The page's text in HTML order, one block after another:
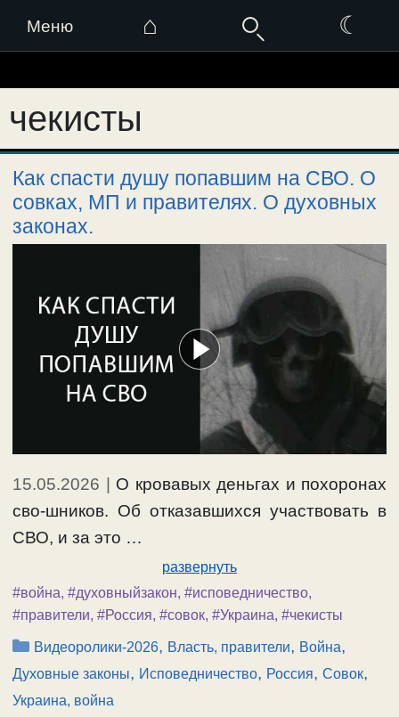
Меню ⌂ ☾
к
содержимому
чекисты
Как спасти душу попавшим на СВО. О
совках, МП и правителях. О духовных
законах.
15.05.2026 | О кровавых деньгах и похоронах
сво-шников. Об отказавшихся участвовать в
СВО, и за это …
развернуть
#война, #духовныйзакон, #исповедничество,
#правители, #Россия, #совок, #Украина, #чекисты
Рубрики
Видеоролики-2026, Власть, правители, Война,
Духовные законы, Исповедничество, Россия, Совок,
Украина, война